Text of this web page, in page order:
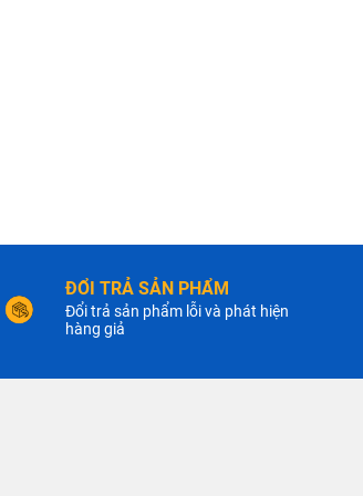
ĐỔI TRẢ SẢN PHẨM
Đổi trả sản phẩm lỗi và phát hiện
hàng giả